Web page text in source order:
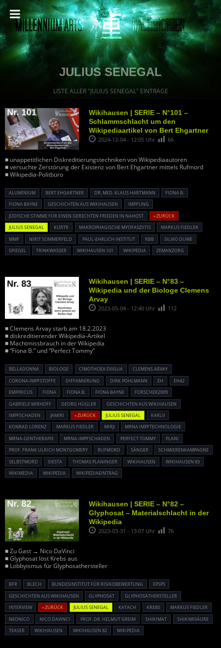
JULIUS SENEGAL
LISTE ALLER "JULIUS SENEGAL" EINTRÄGE
Wikihausen | SERIE – N°101 –
Schlammschlacht um den
Wikipediaartikel von Bert Ehgartner
2024-12-04 - 12:05 Uhr 66
■ unappetitlichen Diskreditierungstechniken von Wikipediaautoren
■ versuchte Zerstörung der Existenz von Bert Ehgartner mittels Rufmord
■ Wikipedia-Politbüro
ALUMINIUM BERT EHGARTNER DR. MED. KLAUS HARTMANN
FIONA B.
FIONA BAYNE
GESCHICHTEN AUS WIKIHAUSEN
IMPFUNG
JÜDISCHE STIMME FÜR EINEN GERECHTEN FRIEDEN IN NAHOST
« ZURÜCK
JULIUS SENEGAL
KURTR MAKROPHAGISCHE MYOFASZIITIS
MARKUS FIEDLER
MMF
NIRIT SOMMERFELD PAUL-EHRLICH INSTITUT RBB
SILVIO DUWE
SPIEGEL
TRINKWASSER WIKIHAUSEN 101 WIKIPEDIA ZEMANZORG
Wikihausen | SERIE – N°83 –
Wikipedia und der Biologe Clemens
Arvay
2023-05-04 - 12:40 Uhr 112
■ Clemens Arvay starb am 18.2.2023
■ diskreditierender Wikipedia-Artikel
■ Machtmissbrauch in der Wikipedia
■ “Fiona B.” und “Perfect Tommy”
BELLADONNA BIOLOGE CIMOTHOEA EXIGUA
CLEMENS ARVAY
CORONA-IMPFSTOFFE
DIFFAMIERUNG DIRK POHLMANN EH
EH42
EMPIRICUS
FIONA FIONA B. FIONA BAYNE
FORSCHER2009
GABRIELE MIRHOFF
GEORG HÜGLER
GESCHICHTEN AUS WIKIHAUSEN
IMPFSCHADEN
JAMIRI « ZURÜCK JULIUS SENEGAL
KARLV
KONRAD LORENZ
MARKUS FIEDLER MIRJI
MRNA IMPFTECHNOLOGIE
MRNA-GENTHERAPIE
MRNA-IMPFSCHADEN PERFECT TOMMY
PLANI
PROF. FRANK ULRICH MONTGOMERY
RUFMORD SÄNGER
SCHMIERENKAMPAGNE
SELBSTMORD
SIESTA THOMAS PLANINGER WIKIHAUSEN
WIKIHAUSEN 83
WIKIMEDIA
WIKIPEDIA WIKIPEDIAEINTRAG
Wikihausen | SERIE – N°82 –
Glyphosat – Materialschlacht in der
Wikipedia
2023-03-31 - 13:07 Uhr 76
■ Zu Gast → Nico DaVinci
■ Glyphosat löst Krebs aus
■ Lobbyismus für Glyphosathersteller
BFR BLECH BUNDESINSTITUT FÜR RISIKOBEWERTUNG
EPSPS
GESCHICHTEN AUS WIKIHAUSEN
GLYPHOSAT
GLYPHOSATHERSTELLER
INTERVIEW
« ZURÜCK JULIUS SENEGAL KATACH KREBS
MARKUS FIEDLER
NEONICO
NICO DAVINCI PROF. DR. HELMUT GREIM SHIKIMAT
SHIKIMISÄURE
TEASER
WIKIHAUSEN WIKIHAUSEN 82 WIKIPEDIA